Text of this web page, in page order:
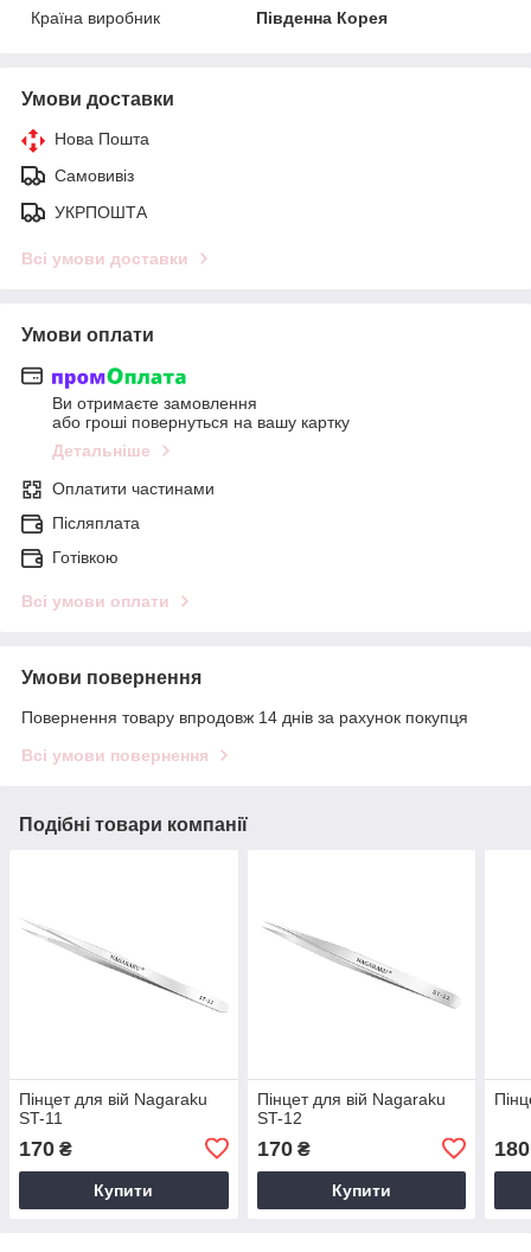
Країна виробник
Південна Корея
Умови доставки
Нова Пошта
Самовивіз
УКРПОШТА
Всі умови доставки
Умови оплати
Ви отримаєте замовлення
або гроші повернуться на вашу картку
Детальніше
Оплатити частинами
Післяплата
Готівкою
Всі умови оплати
Умови повернення
Повернення товару впродовж 14 днів за рахунок покупця
Всі умови повернення
Подібні товари компанії
Пінцет для вій Nagaraku
ST-11
170 ₴
Купити
Пінцет для вій Nagaraku
ST-12
170₴
Купити
180